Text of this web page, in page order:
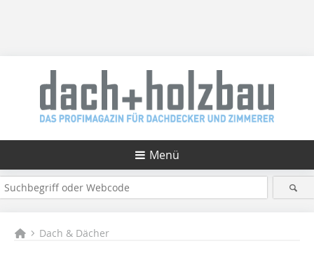
Menü
Dach & Dächer